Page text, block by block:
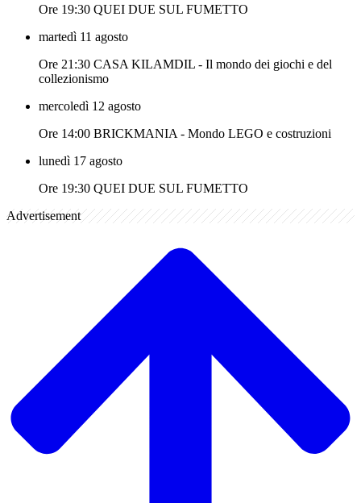
Ore 19:30 QUEI DUE SUL FUMETTO
martedì 11 agosto
Ore 21:30 CASA KILAMDIL - Il mondo dei giochi e del
collezionismo
mercoledì 12 agosto
Ore 14:00 BRICKMANIA - Mondo LEGO e costruzioni
lunedì 17 agosto
Ore 19:30 QUEI DUE SUL FUMETTO
Advertisement